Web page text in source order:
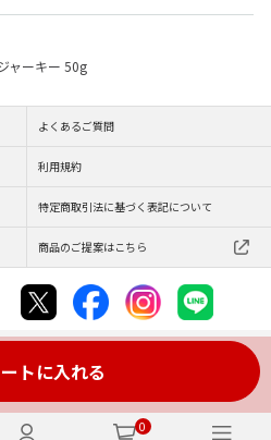
0
トに入れる
ャーキー 50g
よくあるご質問
利用規約
特定商取引法に基づく表記について
商品のご提案はこちら